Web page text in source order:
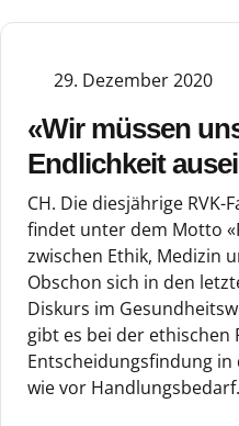
29. Dezember 2020
«Wir müssen
Endlichkeit
CH. Die diesjährige RVK-
findet unter dem Motto
zwischen Ethik, Medizin
Obschon sich in den
Diskurs im
gibt es bei der ethischen
Entscheidungsfindung
wie vor Handlungsbedarf.